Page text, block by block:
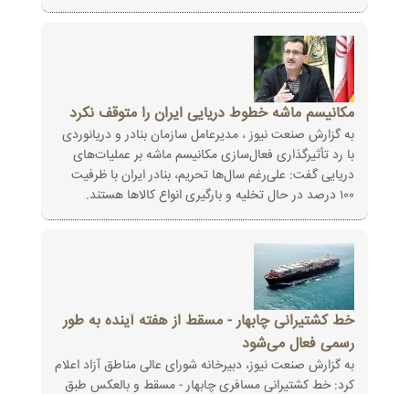
مکانیسم ماشه خطوط دریایی ایران را متوقف نکرد
به گزارش صنعت نیوز ، مدیرعامل سازمان بنادر و دریانوردی
با رد تأثیرگذاری فعال‌سازی مکانیسم ماشه بر عملیات‌های
دریایی گفت: علی‌رغم سال‌ها تحریم، بنادر ایران با ظرفیت
۱۰۰ درصد در حال تخلیه و بارگیری انواع کالا‌ها هستند.
خط کشتیرانی چابهار - مسقط از هفته آینده به طور
رسمی فعال می‌شود
به گزارش صنعت نیوز، دبیرخانه شورای عالی مناطق آزاد اعلام
کرد: خط کشتیرانی مسافری چابهار - مسقط و بالعکس طبق